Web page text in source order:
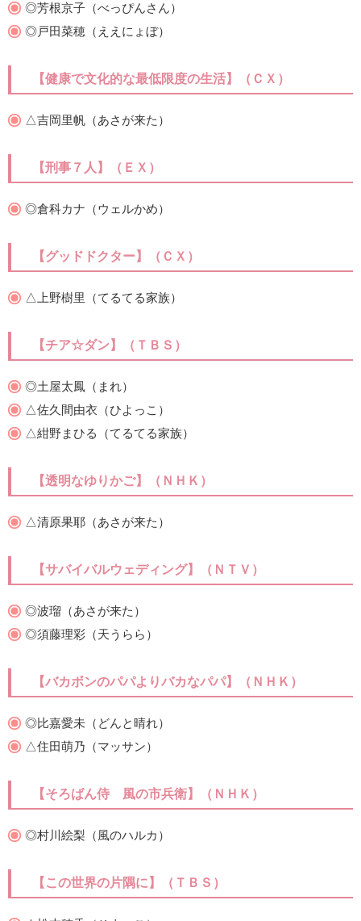
◎芳根京子（べっぴんさん）
◎戸田菜穂（ええにょぼ）
【健康で文化的な最低限度の生活】（ＣＸ）
△吉岡里帆（あさが来た）
【刑事７人】（ＥＸ）
◎倉科カナ（ウェルかめ）
【グッドドクター】（ＣＸ）
△上野樹里（てるてる家族）
【チア☆ダン】（ＴＢＳ）
◎土屋太鳳（まれ）
△佐久間由衣（ひよっこ）
△紺野まひる（てるてる家族）
【透明なゆりかご】（ＮＨＫ）
△清原果耶（あさが来た）
【サバイバルウェディング】（ＮＴＶ）
◎波瑠（あさが来た）
◎須藤理彩（天うらら）
【バカボンのパパよりバカなパパ】（ＮＨＫ）
◎比嘉愛未（どんと晴れ）
△住田萌乃（マッサン）
【そろばん侍 風の市兵衛】（ＮＨＫ）
◎村川絵梨（風のハルカ）
【この世界の片隅に】（ＴＢＳ）